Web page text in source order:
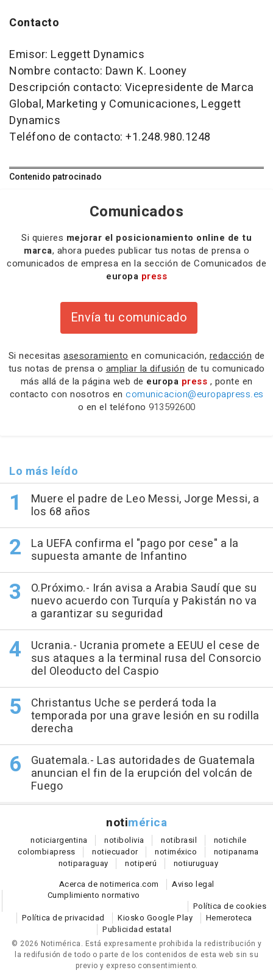
Contacto
Emisor: Leggett Dynamics
Nombre contacto: Dawn K. Looney
Descripción contacto: Vicepresidente de Marca
Global, Marketing y Comunicaciones, Leggett
Dynamics
Teléfono de contacto: +1.248.980.1248
Contenido patrocinado
Comunicados
Si quieres mejorar el posicionamiento online de tu
marca, ahora puedes publicar tus notas de prensa o
comunicados de empresa en la sección de Comunicados de
europa press
Envía tu comunicado
Si necesitas asesoramiento en comunicación, redacción de
tus notas de prensa o ampliar la difusión de tu comunicado
más allá de la página web de europa press , ponte en
contacto con nosotros en comunicacion@europapress.es
o en el teléfono 913592600
Lo más leído
Muere el padre de Leo Messi, Jorge Messi, a
los 68 años
La UEFA confirma el "pago por cese" a la
supuesta amante de Infantino
O.Próximo.- Irán avisa a Arabia Saudí que su
nuevo acuerdo con Turquía y Pakistán no va
a garantizar su seguridad
Ucrania.- Ucrania promete a EEUU el cese de
sus ataques a la terminal rusa del Consorcio
del Oleoducto del Caspio
Christantus Uche se perderá toda la
temporada por una grave lesión en su rodilla
derecha
Guatemala.- Las autoridades de Guatemala
anuncian el fin de la erupción del volcán de
Fuego
notimérica
noticiargentina notibolivia notibrasil notichile
colombiapress notiecuador notiméxico notipanama
notiparaguay notiperú notiuruguay
Acerca de notimerica.com
Aviso legal
Cumplimiento normativo
Política de cookies
Política de privacidad
Kiosko Google Play
Hemeroteca
Publicidad estatal
© 2026 Notimérica. Está expresamente prohibida la redistribución y
la redifusión de todo o parte de los contenidos de esta web sin su
previo y expreso consentimiento.